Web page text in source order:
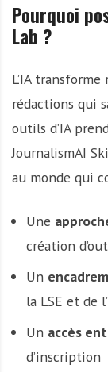
Pourquoi
Lab ?
L’IA
rédactions qui
outils d’IA
JournalismAI
au monde qui
Une
création
Un
la LSE et de
Un accès
d’inscription